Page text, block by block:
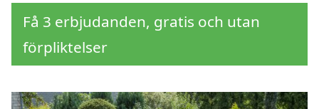
Få 3 erbjudanden, gratis och utan
förpliktelser